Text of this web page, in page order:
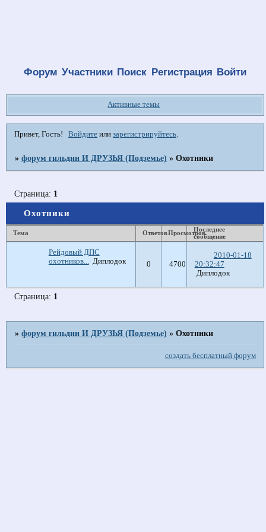
Форум Участники Поиск Регистрация Войти
Активные темы
Привет, Гость! Войдите илизарегистрируйтесь
»форум гильдии И ДРУЗЬЯ (Подземье) »Охотники
Охотники
Страница: 1
Тема ОтветовПросмотровПоследнее
сообщение
Рейдовый ДПС
охотников...
Диплодок 0 4700
2010-01-18
20:32:47
Диплодок
Страница: 1
»форум гильдии И ДРУЗЬЯ (Подземье) »Охотники
создать бесплатный форум